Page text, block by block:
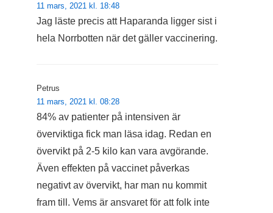
11 mars, 2021 kl. 18:48
Jag läste precis att Haparanda ligger sist i
hela Norrbotten när det gäller vaccinering.
Petrus
11 mars, 2021 kl. 08:28
84% av patienter på intensiven är
överviktiga fick man läsa idag. Redan en
övervikt på 2-5 kilo kan vara avgörande.
Även effekten på vaccinet påverkas
negativt av övervikt, har man nu kommit
fram till. Vems är ansvaret för att folk inte